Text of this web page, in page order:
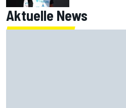
Aktuelle News